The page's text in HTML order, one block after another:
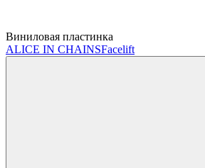
Виниловая пластинка
ALICE IN CHAINSFacelift